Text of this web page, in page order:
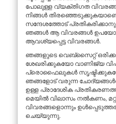
പോലുള്ള വ്യക്തിഗത
നിങ്ങൾ
സന്ദേശത്തോട്
ഞങ്ങൾ ആ വിവരങ്ങൾ
ആവശ്യപ്പെട്ട വിവരങ്ങൾ.
ഞങ്ങളുടെ വെബ്സൈറ്റ്
ശേഖരിക്കുകയോ വാണിജ്യ
പ്രൊഫൈലുകൾ
ഞങ്ങളോട് വരുന്ന
ഉള്ള പ്രാദേശിക
മെയിൽ വിലാസം നൽകണം,
വിവരങ്ങളൊന്നും
ചെയ്യുന്നു.